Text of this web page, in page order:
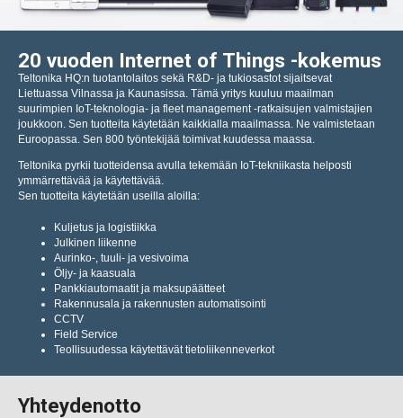
20 vuoden Internet of Things -kokemus
Teltonika HQ:n tuotantolaitos sekä R&D- ja tukiosastot sijaitsevat
Liettuassa Vilnassa ja Kaunasissa. Tämä yritys kuuluu maailman
suurimpien IoT-teknologia- ja fleet management -ratkaisujen valmistajien
joukkoon. Sen tuotteita käytetään kaikkialla maailmassa. Ne valmistetaan
Euroopassa. Sen 800 työntekijää toimivat kuudessa maassa.
Teltonika pyrkii tuotteidensa avulla tekemään IoT-tekniikasta helposti
ymmärrettävää ja käytettävää.
Sen tuotteita käytetään useilla aloilla:
Kuljetus ja logistiikka
Julkinen liikenne
Aurinko-, tuuli- ja vesivoima
Öljy- ja kaasuala
Pankkiautomaatit ja maksupäätteet
Rakennusala ja rakennusten automatisointi
CCTV
Field Service
Teollisuudessa käytettävät tietoliikenneverkot
Yhteydenotto